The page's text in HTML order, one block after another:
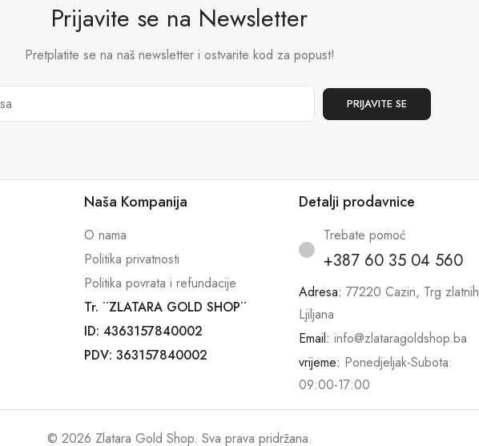
Prijavite se na Newsletter
Pretplatite se na naš newsletter i ostvarite kod za popust!
Naša Kompanija
O nama
Politika privatnosti
Politika povrata i refundacije
Tr. ¨ZLATARA GOLD SHOP¨
ID: 4363157840002
PDV: 363157840002
Detalji prodavnice
Trebate pomoć
+387 60 35 04 560
Adresa: 77220 Cazin, Trg zlatnih
Ljiljana
Email: info@zlataragoldshop.ba
vrijeme: Ponedjeljak-Subota:
09:00-17:00
© 2026 Zlatara Gold Shop. Sva prava pridržana.